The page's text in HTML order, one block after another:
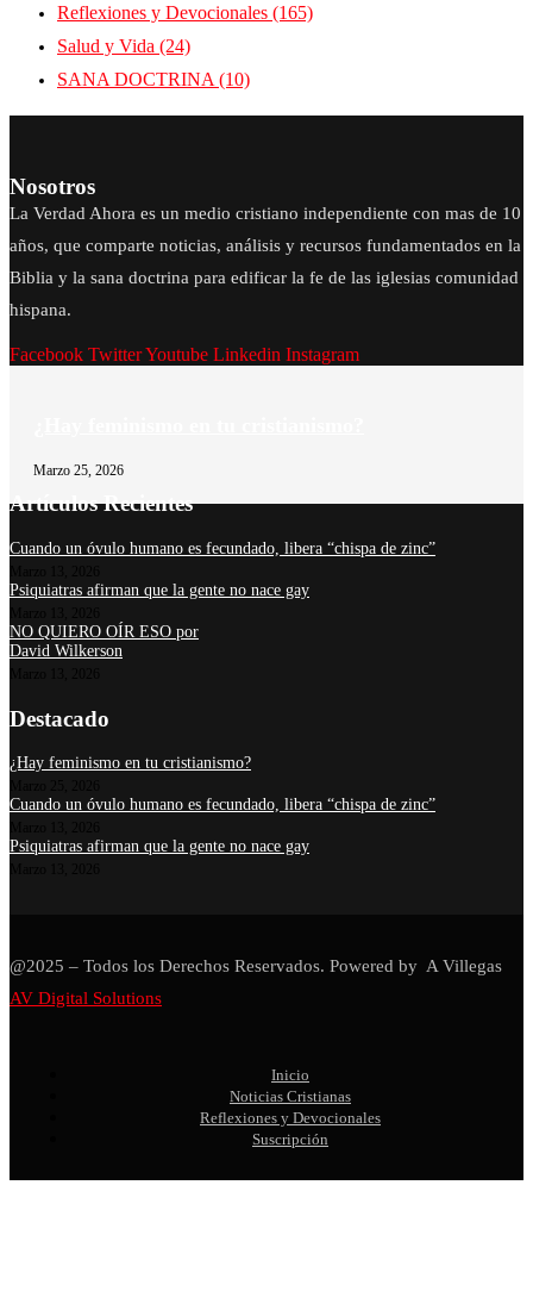
Reflexiones y Devocionales (165)
Salud y Vida (24)
SANA DOCTRINA (10)
Nosotros
La Verdad Ahora es un medio cristiano independiente con mas de 10
años, que comparte noticias, análisis y recursos fundamentados en la
Biblia y la sana doctrina para edificar la fe de las iglesias comunidad
hispana.
Facebook TwitterYoutube Linkedin Instagram
Marzo 25, 2026
Artículos Recientes
Cuando un óvulo humano es fecundado, libera “chispa de zinc”
Psiquiatras afirman que la gente no nace gay
NO QUIERO OÍR ESO por
David Wilkerson
Destacado
¿Hay feminismo en tu cristianismo?
Cuando un óvulo humano es fecundado, libera “chispa de zinc”
Psiquiatras afirman que la gente no nace gay
@2025 – Todos los Derechos Reservados. Powered by A Villegas
AV Digital Solutions
Inicio
Noticias Cristianas
Reflexiones y Devocionales
Suscripción